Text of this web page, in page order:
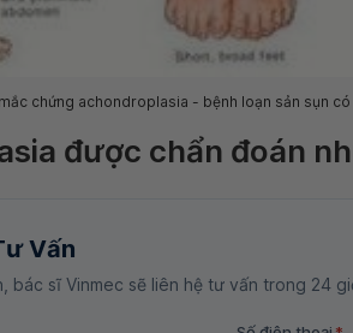
chứng achondroplasia - bệnh loạn sản sụn
được chẩn đoán
Vấn
bác sĩ Vinmec sẽ liên hệ tư vấn trong 24